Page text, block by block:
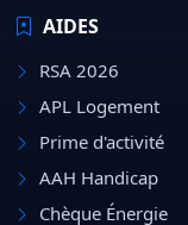
AIDES
RSA 2026
APL Logement
Prime d'activité
AAH Handicap
Chèque Énergie